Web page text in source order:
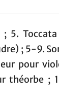
5.
; 5-9.
pour
théorbe ;